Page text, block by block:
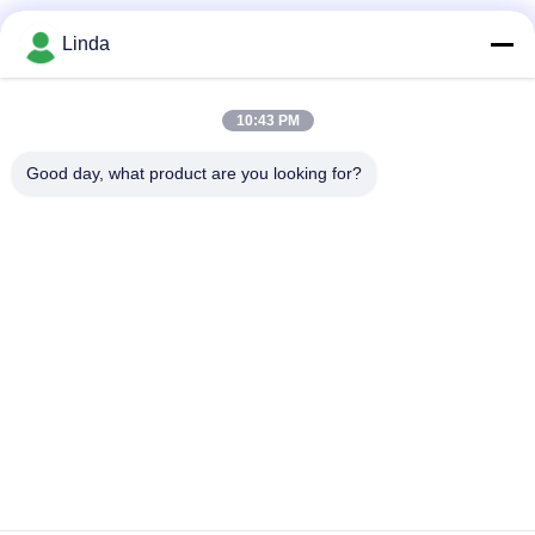
Linda
10:43 PM
Good day, what product are you looking for?